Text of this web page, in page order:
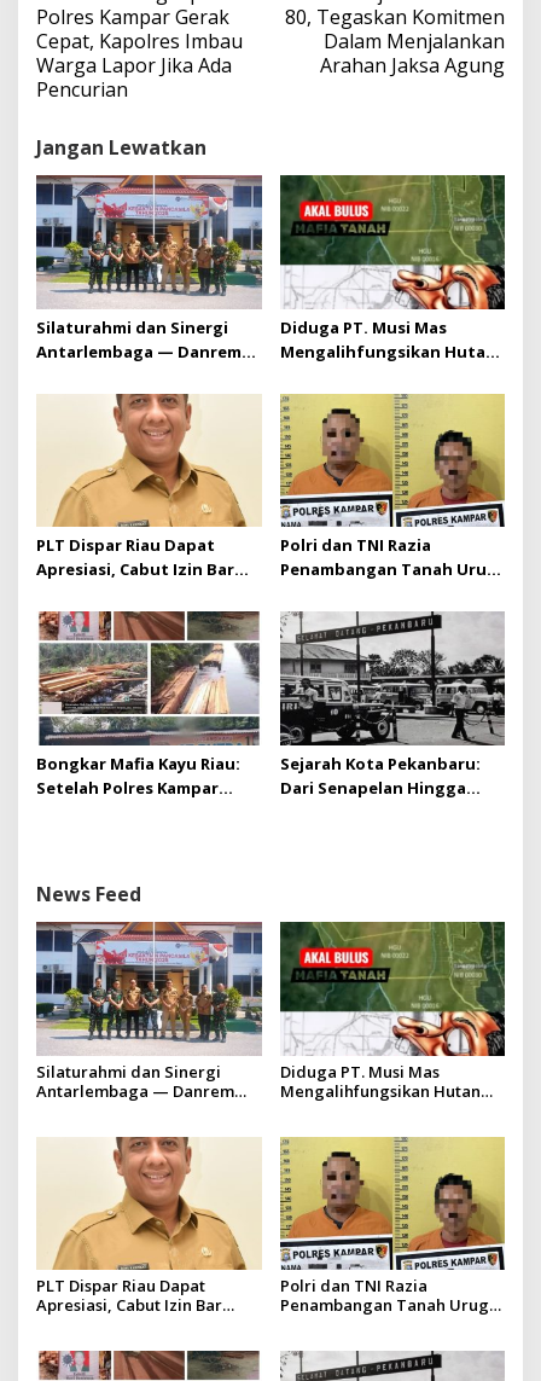
g
a
s
i
p
s
Polres Kampar Gerak
Cepat, Kapolres Imbau
Warga Lapor Jika Ada
Pencurian
80, Tegaskan Komitmen
Dalam Menjalankan
Arahan Jaksa Agung
Jangan Lewatkan
Silaturahmi dan Sinergi
Antarlembaga — Danrem
Kejaksaan Negeri Kuansing
Diduga PT. Musi Mas
Mengalihfungsikan Hutan
diduga melebihi batas izin
yang diizinkan
PLT Dispar Riau Dapat
Apresiasi, Cabut Izin Bar
Pro-Rakyat
Polri dan TNI Razia
Penambangan Tanah Urug,
Bongkar Mafia Kayu Riau:
Setelah Polres Kampar
Sejarah Kota Pekanbaru:
Dari Senapelan Hingga
News Feed
Silaturahmi dan Sinergi
Antarlembaga — Danrem
Diduga PT. Musi Mas
Mengalihfungsikan Hutan
yang diizinkan
PLT Dispar Riau Dapat
Apresiasi, Cabut Izin Bar
Polri dan TNI Razia
Penambangan Tanah Urug,